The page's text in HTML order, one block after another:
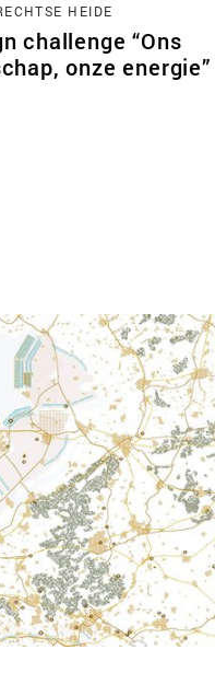
HEIDE
challenge “Ons
onze energie”